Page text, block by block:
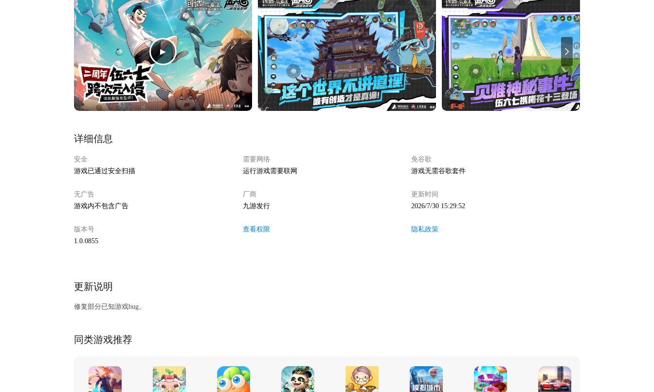
详细信息
安全
游戏已通过安全扫描
需要网络
运行游戏需要联网
免谷歌
游戏无需谷歌套件
无广告
游戏内不包含广告
厂商
九游发行
更新时间
2026/7/30 15:29:52
版本号
1.0.0855
查看权限 隐私政策
更新说明
修复部分已知游戏bug。
同类游戏推荐